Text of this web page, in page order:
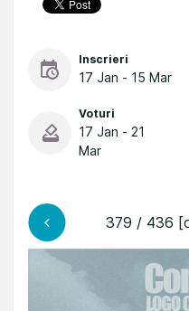
Inscrieri
17 Jan - 15 Mar
Voturi
17 Jan - 21
Mar
379 / 436